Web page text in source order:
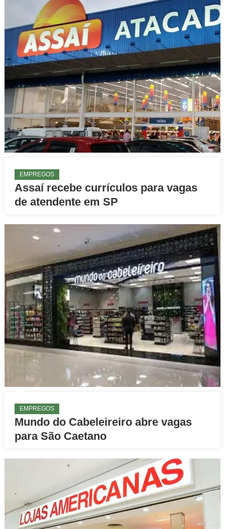
EMPREGOS
Assaí recebe currículos para vagas
de atendente em SP
EMPREGOS
Mundo do Cabeleireiro abre vagas
para São Caetano